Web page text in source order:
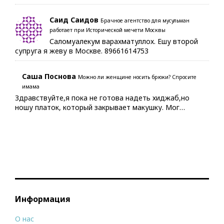
Саид Саидов Брачное агентство для мусульман
работает при Исторической мечети Москвы
Саломуалекум варахматуллох. Ешу второй
супруга я жеву в Москве. 89661614753
Саша Поснова Можно ли женщине носить брюки? Спросите
имама
Здравствуйте,я пока не готова надеть хиджаб,но
ношу платок, который закрывает макушку. Мог…
Информация
О нас